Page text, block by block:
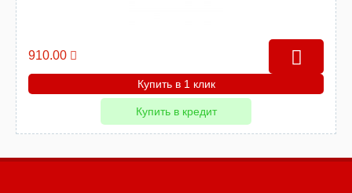
910.00
Купить в 1 клик
Купить в кредит